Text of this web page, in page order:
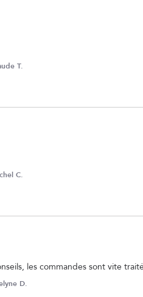
T.
C.
les commandes sont vite
D.